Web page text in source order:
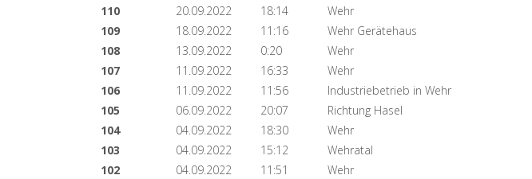
110
20.09.2022 18:14 Wehr
109
18.09.2022 11:16 Wehr Gerätehaus
108
13.09.2022 0:20 Wehr
107
11.09.2022 16:33 Wehr
106
11.09.2022 11:56 Industriebetrieb in Wehr
105
06.09.2022 20:07 Richtung Hasel
104
04.09.2022 18:30 Wehr
103
04.09.2022 15:12 Wehratal
102
04.09.2022 11:51 Wehr